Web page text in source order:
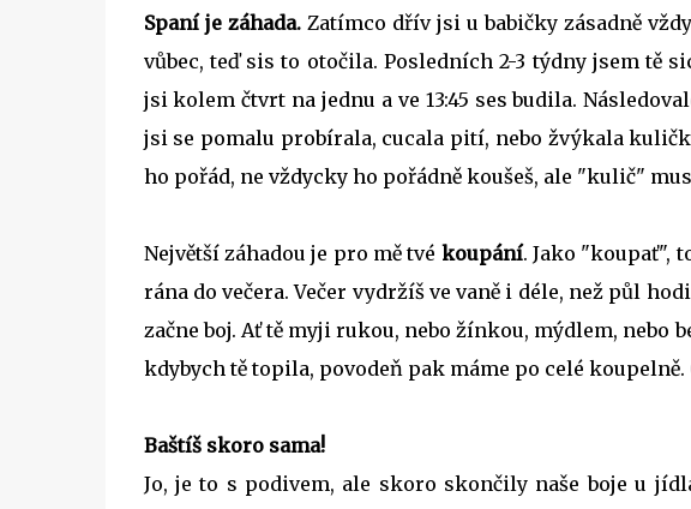
Spaní je záhada. Zatímco dřív jsi u babičky zásadně
vůbec, teď sis to otočila. Posledních 2-3 týdny jsem tě
jsi kolem čtvrt na jednu a ve 13:45 ses budila.
jsi se pomalu probírala, cucala pití, nebo žvýkala
ho pořád, ne vždycky ho pořádně koušeš, ale "kulič"
Největší záhadou je pro mě tvé koupání. Jako "koupať",
rána do večera. Večer vydržíš ve vaně i déle, než půl
začne boj. Ať tě myji rukou, nebo žínkou, mýdlem, nebo
kdybych tě topila, povodeň pak máme po celé
Baštíš skoro sama!
Jo, je to s podivem, ale skoro skončily naše boje u